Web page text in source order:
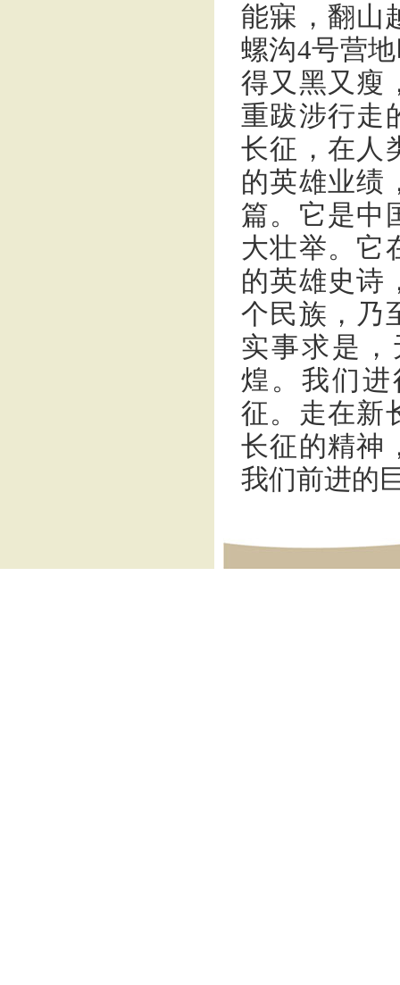
能寐，翻山
螺沟4号营
得又黑又瘦
重跋涉行走
长征，在人
的英雄业绩
篇。它是中
大壮举。它
的英雄史诗
个民族，乃
实事求是
煌。我们
征。走在新
长征的精神
我们前进的